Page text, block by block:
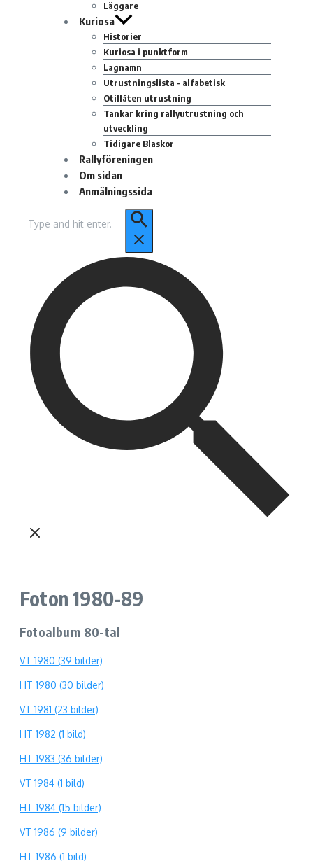
Läggare
Kuriosa
Historier
Kuriosa i punktform
Lagnamn
Utrustningslista – alfabetisk
Otillåten utrustning
Tankar kring rallyutrustning och
utveckling
Tidigare Blaskor
Rallyföreningen
Om sidan
Anmälningssida
efter:
Foton 1980-89
Fotoalbum 80-tal
VT 1980 (39 bilder)
HT 1980 (30 bilder)
VT 1981 (23 bilder)
HT 1982 (1 bild)
HT 1983 (36 bilder)
VT 1984 (1 bild)
HT 1984 (15 bilder)
VT 1986 (9 bilder)
HT 1986 (1 bild)